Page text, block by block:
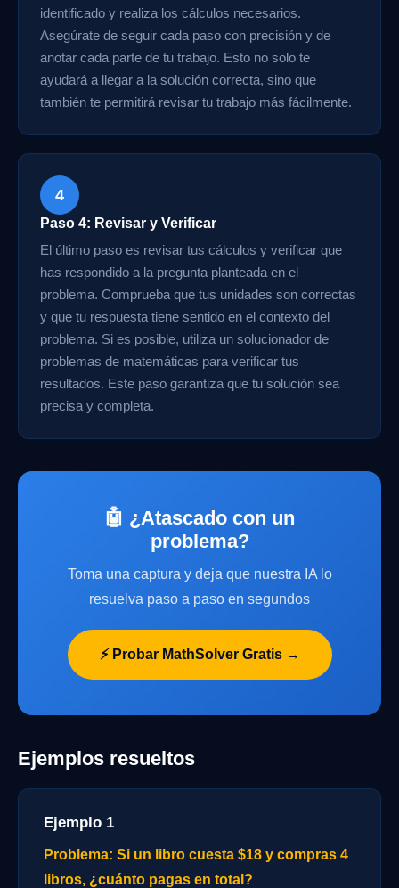
identificado y realiza los cálculos necesarios.
Asegúrate de seguir cada paso con precisión y de
anotar cada parte de tu trabajo. Esto no solo te
ayudará a llegar a la solución correcta, sino que
también te permitirá revisar tu trabajo más fácilmente.
4
Paso 4: Revisar y Verificar
El último paso es revisar tus cálculos y verificar que
has respondido a la pregunta planteada en el
problema. Comprueba que tus unidades son correctas
y que tu respuesta tiene sentido en el contexto del
problema. Si es posible, utiliza un solucionador de
problemas de matemáticas para verificar tus
resultados. Este paso garantiza que tu solución sea
precisa y completa.
🤖 ¿Atascado con un
problema?
Toma una captura y deja que nuestra IA lo
resuelva paso a paso en segundos
⚡ Probar MathSolver Gratis →
Ejemplos resueltos
Ejemplo 1
Problema: Si un libro cuesta $18 y compras 4
libros, ¿cuánto pagas en total?